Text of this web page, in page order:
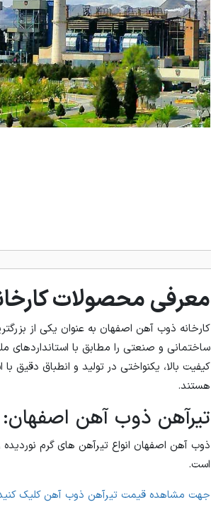
معرفی محصولات
کارخانه ذوب آهن اصفهان به عنوان یکی از
ساختمانی و صنعتی را مطابق با استانداردهای
کیفیت بالا، یکنواختی در تولید و انطباق دقیق
هستند.
تیرآهن ذوب آهن اصفهان:
ذوب آهن اصفهان انواع تیرآهن های گرم
است.
جهت مشاهده قیمت تیرآهن ذوب آهن کلیک